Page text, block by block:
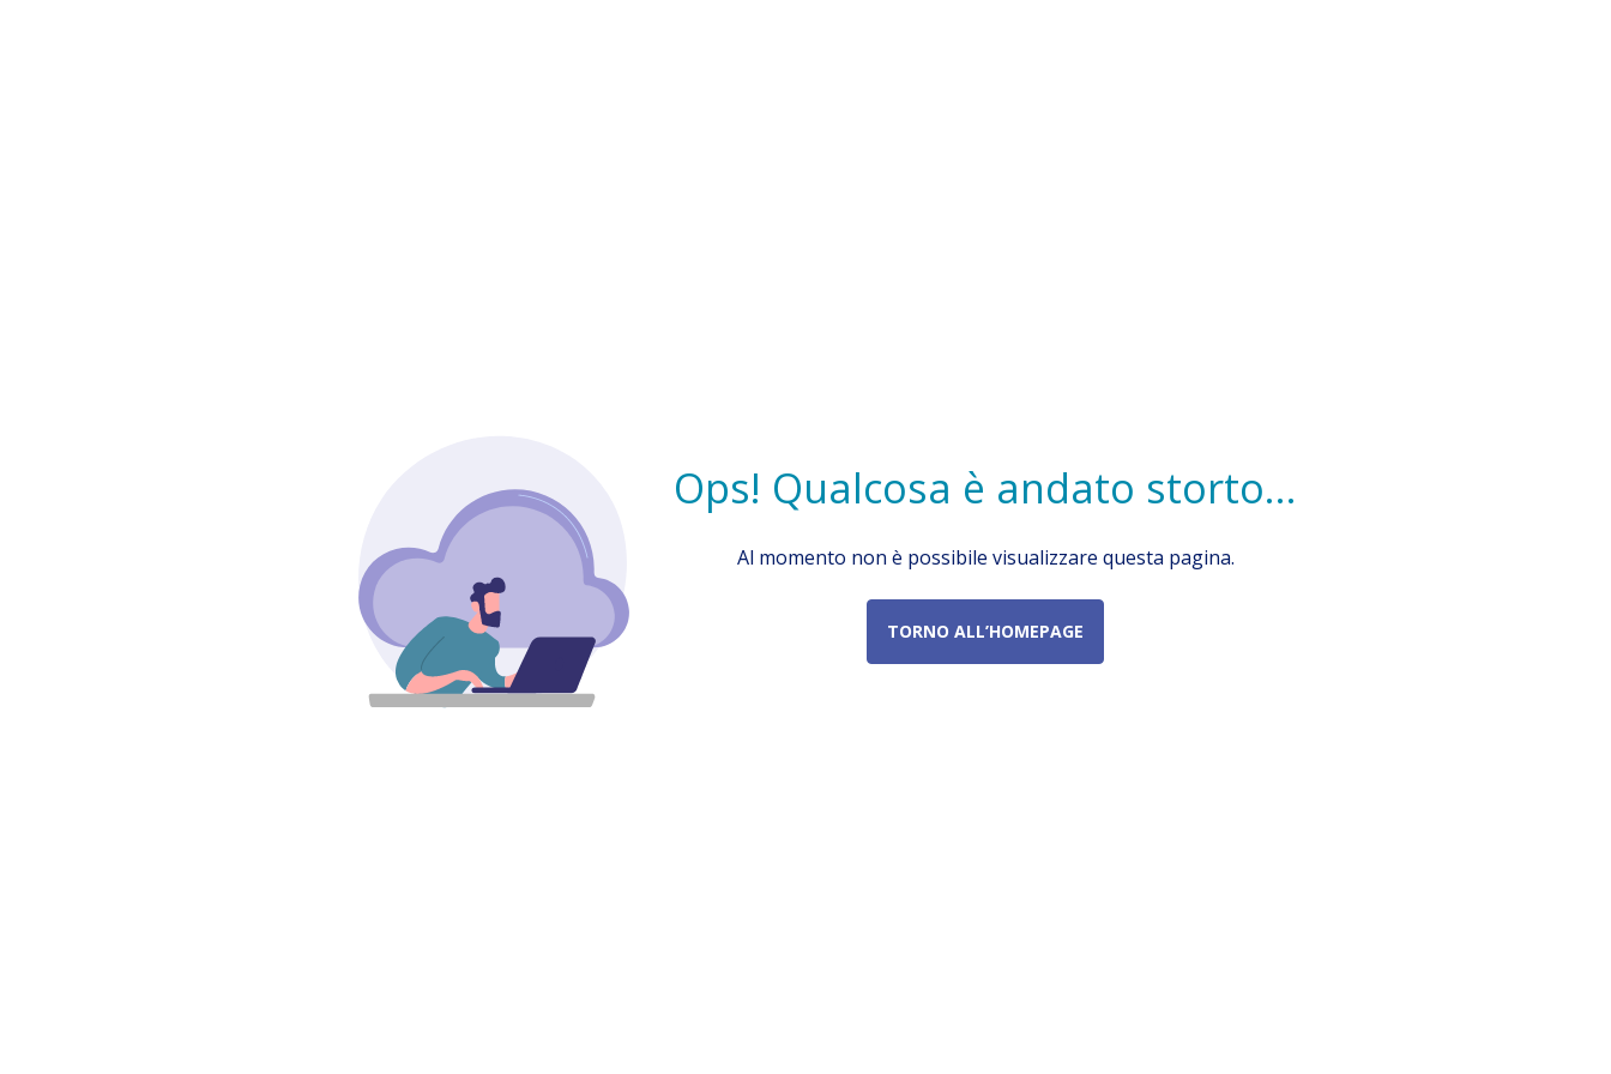
Ops! Qualcosa è andato storto...
Al momento non è possibile visualizzare questa pagina.
TORNO ALL’HOMEPAGE